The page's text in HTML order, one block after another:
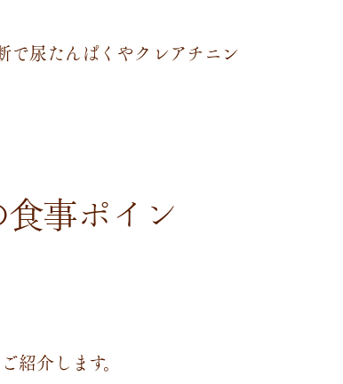
尿たんぱくやクレアチニン
食事ポイン
介します。